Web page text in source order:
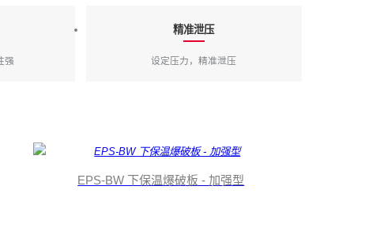
强
精准泄压
设定压力，精准泄压
EPS-BW 下保温爆破板 - 加强型